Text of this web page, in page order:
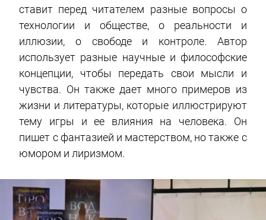
ставит перед читателем разные вопросы о
технологии и обществе, о реальности и
иллюзии, о свободе и контроле. Автор
использует разные научные и философские
концепции, чтобы передать свои мысли и
чувства. Он также дает много примеров из
жизни и литературы, которые иллюстрируют
тему игры и ее влияния на человека. Он
пишет с фантазией и мастерством, но также с
юмором и лиризмом.